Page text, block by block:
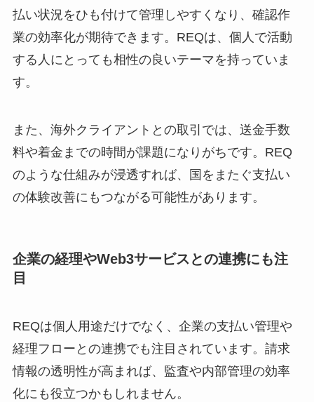
払い状況をひも付けて管理しやすくなり、確認作
業の効率化が期待できます。REQは、個人で活動
する人にとっても相性の良いテーマを持っていま
す。
また、海外クライアントとの取引では、送金手数
料や着金までの時間が課題になりがちです。REQ
のような仕組みが浸透すれば、国をまたぐ支払い
の体験改善にもつながる可能性があります。
企業の経理やWeb3サービスとの連携にも注
目
REQは個人用途だけでなく、企業の支払い管理や
経理フローとの連携でも注目されています。請求
情報の透明性が高まれば、監査や内部管理の効率
化にも役立つかもしれません。